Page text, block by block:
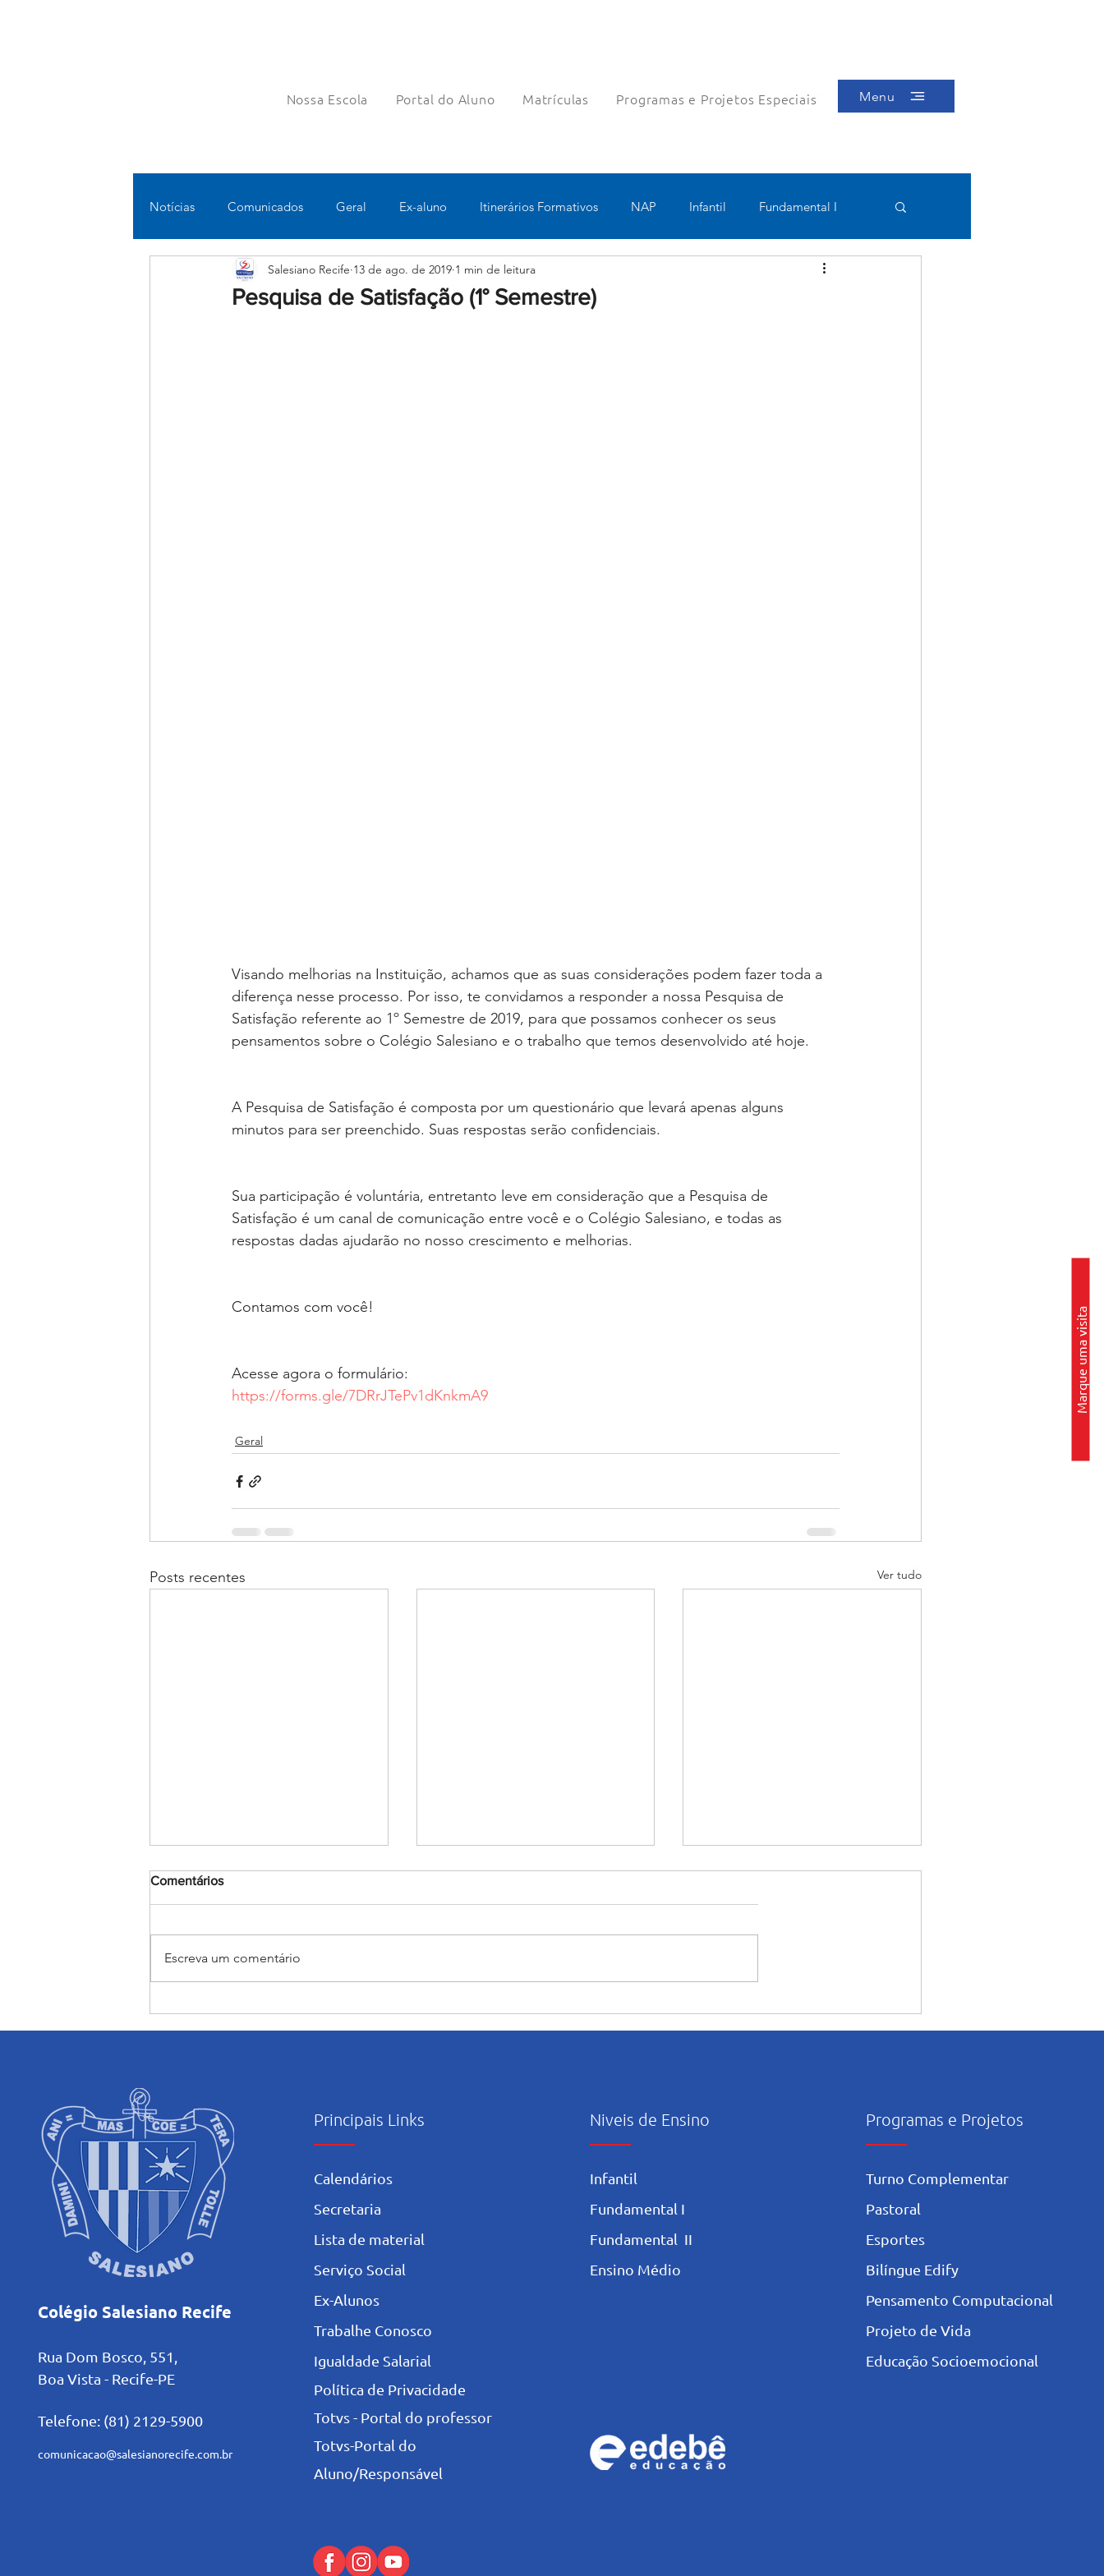
Nossa Escola Portal do Aluno Matrículas Programas e Projetos Especiais Menu
Marque uma visita
Notícias Comunicados Geral Ex-aluno Itinerários Formativos NAP Infantil Fundamental I
Fundamental II Ensino Médio Pastoral Esportes
Pesquisa de Satisfação (1° Semestre)
Salesiano Recife 13 de ago. de 2019 1 min de leitura
Visando melhorias na Instituição, achamos que as suas considerações podem fazer toda a
diferença nesse processo. Por isso, te convidamos a responder a nossa Pesquisa de
Satisfação referente ao 1º Semestre de 2019, para que possamos conhecer os seus
pensamentos sobre o Colégio Salesiano e o trabalho que temos desenvolvido até hoje.
A Pesquisa de Satisfação é composta por um questionário que levará apenas alguns
minutos para ser preenchido. Suas respostas serão confidenciais.
Sua participação é voluntária, entretanto leve em consideração que a Pesquisa de
Satisfação é um canal de comunicação entre você e o Colégio Salesiano, e todas as
respostas dadas ajudarão no nosso crescimento e melhorias.
Contamos com você!
Acesse agora o formulário:
https://forms.gle/7DRrJTePv1dKnkmA9
Geral
Posts recentes Ver tudo
Comentários
Escreva um comentário
Colégio Salesiano Recife
Rua Dom Bosco, 551,
Boa Vista - Recife-PE
Telefone: (81) 2129-5900
comunicacao@salesianorecife.com.br
Principais Links
Calendários
Secretaria
L ista de material
Serviço Social
Ex-Alunos
Trabalhe Conosco
Igualdade Salarial
Política de Privacidade
Totvs - Portal do professor
Totvs-Portal do
Aluno/Responsável
Niveis de Ensino
Infantil
Fundamental I
Fundamental II
Ensino Médio
Programas e Projetos
Turno Complementar
Pastoral
Esportes
Bilíngue Edify
Pensamento Computacional
Projeto de Vida
Educação Socioemocional